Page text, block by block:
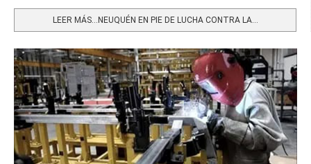
LEER MÁS…NEUQUÉN EN PIE DE LUCHA CONTRA LA...